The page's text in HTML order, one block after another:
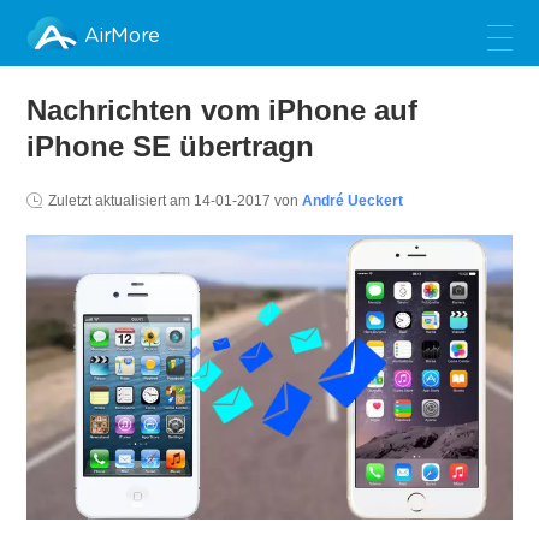
AirMore
Nachrichten vom iPhone auf
iPhone SE übertragn
Zuletzt aktualisiert am 14-01-2017 vonAndré Ueckert